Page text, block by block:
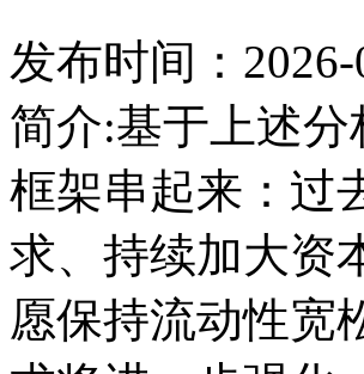
发布时间：
简介:基于上述
框架串起来：过
求、持续加大资
愿保持流动性宽